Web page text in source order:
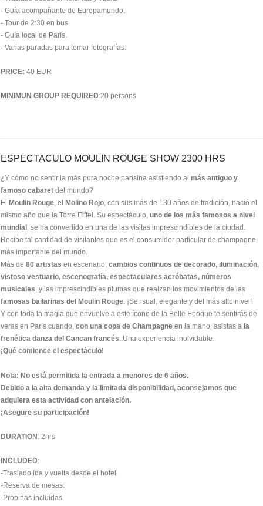
- Guía acompañante de Europamundo.
- Tour de 2:30 en bus
- Guía local de París.
- Varias paradas para tomar fotografías.
PRICE: 40 EUR
MINIMUN GROUP REQUIRED:20 persons
ESPECTACULO MOULIN ROUGE SHOW 2300 HRS
¿Y cómo no sentir la más pura noche parisina asistiendo al más antiguo y
famoso cabaret del mundo?
El Moulin Rouge, el Molino Rojo, con sus más de 130 años de tradición, nació el
mismo año que la Torre Eiffel. Su espectáculo, uno de los más famosos a nivel
mundial , se ha convertido en una de las visitas imprescindibles de la ciudad.
Recibe tal cantidad de visitantes que es el consumidor particular de champagne
más importante del mundo.
Más de 80 artistas en escenario, cambios continuos de decorado, iluminación,
vistoso vestuario, escenografía, espectaculares acróbatas, números
musicales, y las imprescindibles plumas que realzan los movimientos de las
famosas bailarinas del Moulin Rouge. ¡Sensual, elegante y del más alto nivel!
Y con toda la magia que envuelve a este ícono de la Belle Epoque te sentirás de
veras en París cuando, con una copa de Champagne en la mano, asistas a la
frenética danza del Cancan francés. Una experiencia inolvidable.
¡Qué comience el espectáculo!
Nota: No está permitida la entrada a menores de 6 años.
Debido a la alta demanda y la limitada disponibilidad, aconsejamos que
adquiera esta actividad con antelación.
¡Asegure su participación!
DURATION : 2hrs
INCLUDED:
-Traslado ida y vuelta desde el hotel.
-Reserva de mesas.
-Propinas incluidas.